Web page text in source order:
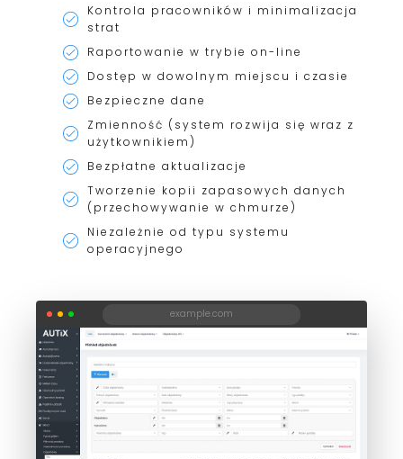
Kontrola pracowników i minimalizacja
strat
Raportowanie w trybie on-line
Dostęp w dowolnym miejscu i czasie
Bezpieczne dane
Zmienność (system rozwija się wraz z
użytkownikiem)
Bezpłatne aktualizacje
Tworzenie kopii zapasowych danych
(przechowywanie w chmurze)
Niezależnie od typu systemu
operacyjnego